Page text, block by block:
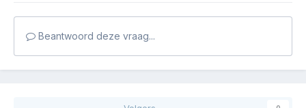
Beantwoord deze vraag...